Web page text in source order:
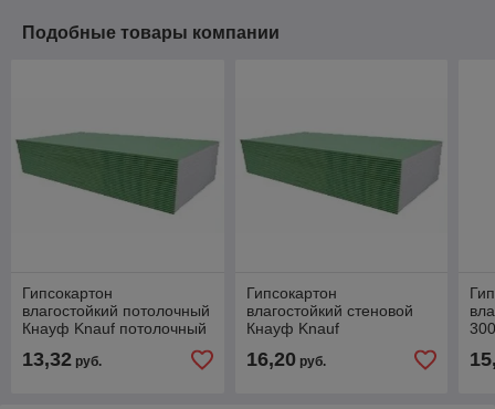
Подобные товары компании
Гипсокартон
влагостойкий потолочный
Кнауф Knauf потолочный
2500х1200x9,5мм (3 м2)
РФ
13,32 руб.
Гипсокартон
влагостойкий стеновой
Кнауф Knauf
3000х1200x12,5 (3,6 м2)
РФ
16,20руб.